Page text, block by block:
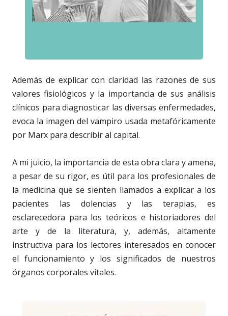
Además de explicar con claridad las razones de sus
valores fisiológicos y la importancia de sus análisis
clínicos para diagnosticar las diversas enfermedades,
evoca la imagen del vampiro usada metafóricamente
por Marx para describir al capital.
A mi juicio, la importancia de esta obra clara y amena,
a pesar de su rigor, es útil para los profesionales de
la medicina que se sienten llamados a explicar a los
pacientes las dolencias y las terapias, es
esclarecedora para los teóricos e historiadores del
arte y de la literatura, y, además, altamente
instructiva para los lectores interesados en conocer
el funcionamiento y los significados de nuestros
órganos corporales vitales.